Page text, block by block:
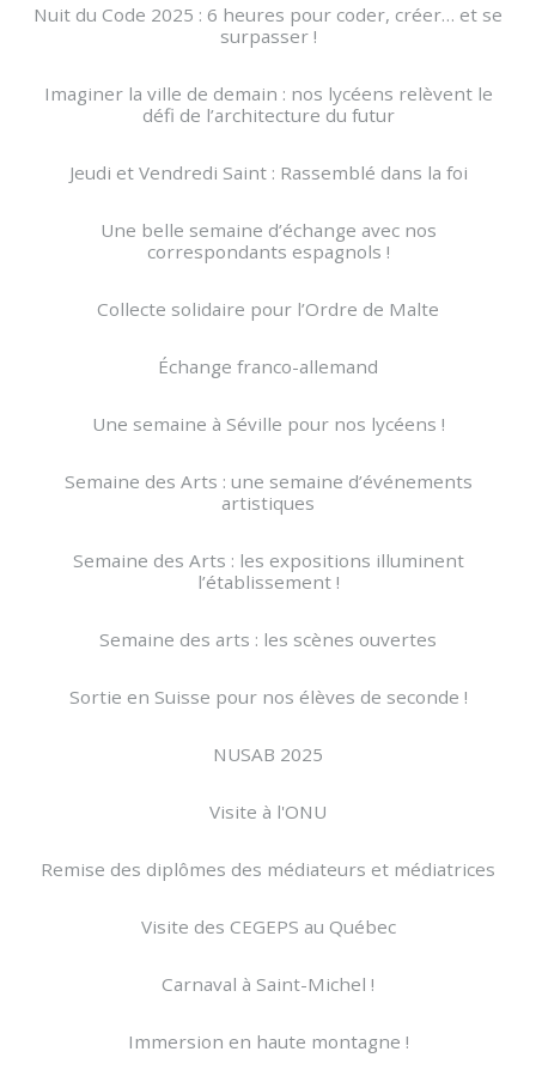
Nuit du Code 2025 : 6 heures pour coder, créer… et se
surpasser !
Imaginer la ville de demain : nos lycéens relèvent le
défi de l’architecture du futur
Jeudi et Vendredi Saint : Rassemblé dans la foi
Une belle semaine d’échange avec nos
correspondants espagnols !
Collecte solidaire pour l’Ordre de Malte
Échange franco-allemand
Une semaine à Séville pour nos lycéens !
Semaine des Arts : une semaine d’événements
artistiques
Semaine des Arts : les expositions illuminent
l’établissement !
Semaine des arts : les scènes ouvertes
Sortie en Suisse pour nos élèves de seconde !
NUSAB 2025
Visite à l'ONU
Remise des diplômes des médiateurs et médiatrices
Visite des CEGEPS au Québec
Carnaval à Saint-Michel !
Immersion en haute montagne !